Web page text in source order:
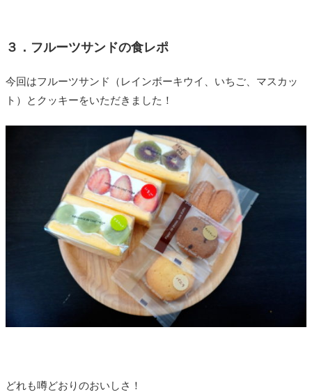
３．フルーツサンドの食レポ
今回はフルーツサンド（レインボーキウイ、いちご、マスカッ
ト）とクッキーをいただきました！
どれも噂どおりのおいしさ！